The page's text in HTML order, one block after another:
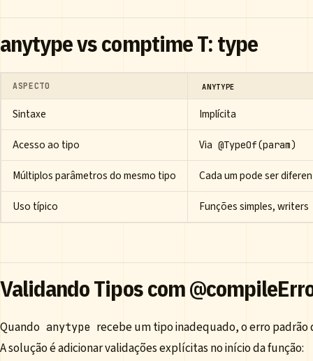
anytype vs comptime T: type
ASPECTO ANYTYPE
Sintaxe
Implícita
Acesso ao tipo
Via @TypeOf(param)
Múltiplos parâmetros do mesmo tipo
Cada um pode ser
Uso típico
Funções simples, writers
Validando Tipos com
Quando anytype recebe um tipo inadequado, o erro
A solução é adicionar validações explícitas no início da função: